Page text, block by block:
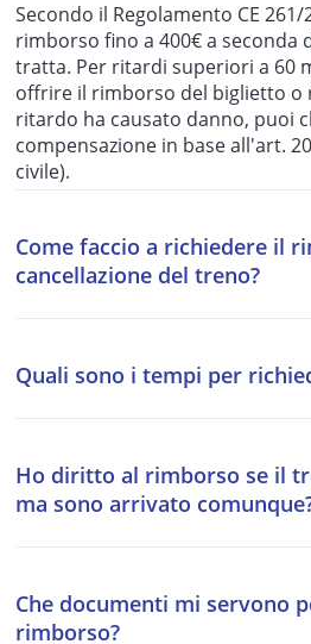
Secondo il Regolamento CE
rimborso fino a 400€ a seconda
tratta. Per ritardi superiori a 60
offrire il rimborso del biglietto o
ritardo ha causato danno, puoi
compensazione in base all'art.
civile).
Come faccio a richiedere il
cancellazione del treno?
pagamento. Puoi inoltrare la
causa civile.
Quali sono i tempi per
del viaggio (termine ordinario di
civili). Trenitalia solitamente
Ho diritto al rimborso se il
ma sono arrivato
destinazione non esclude il
puoi chiedere il rimborso dei
Che documenti mi servono
rimborso?